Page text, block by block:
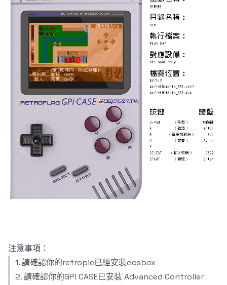
注意事項：
1. 請確認你的retropie已經安裝dosbox
2. 請確認你的GPi CASE已安裝Advanced Controller